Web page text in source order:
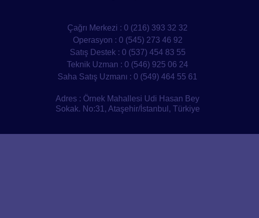
Çağrı Merkezi : 0 (216) 393 32 32
Operasyon : 0 (545) 273 46 92
Satış Destek : 0 (537) 454 83 55
Teknik Uzman : 0 (546) 925 06 24
Saha Satış Uzmanı : 0 (549) 464 55 61
Adres : Örnek Mahallesi Udi Hasan Bey
Sokak. No:31, Ataşehir/İstanbul, Türkiye